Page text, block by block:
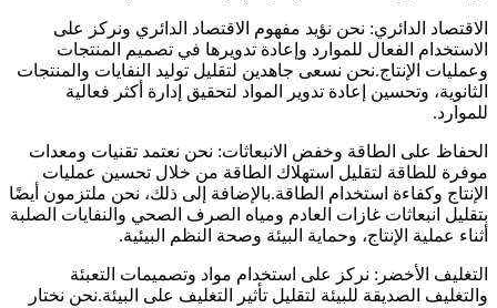
الاقتصاد الدائري: نحن نؤيد مفهوم الاقتصاد الدائري ونركز على
الاستخدام الفعال للموارد وإعادة تدويرها في تصميم المنتجات
وعمليات الإنتاج.نحن نسعى جاهدين لتقليل توليد النفايات والمنتجات
الثانوية، وتحسين إعادة تدوير المواد لتحقيق إدارة أكثر فعالية
للموارد.
الحفاظ على الطاقة وخفض الانبعاثات: نحن نعتمد تقنيات ومعدات
موفرة للطاقة لتقليل استهلاك الطاقة من خلال تحسين عمليات
الإنتاج وكفاءة استخدام الطاقة.بالإضافة إلى ذلك، نحن ملتزمون أيضًا
بتقليل انبعاثات غازات العادم ومياه الصرف الصحي والنفايات الصلبة
أثناء عملية الإنتاج، وحماية البيئة وصحة النظم البيئية.
التغليف الأخضر: نركز على استخدام مواد وتصميمات التعبئة
والتغليف الصديقة للبيئة لتقليل تأثير التغليف على البيئة.نحن نختار